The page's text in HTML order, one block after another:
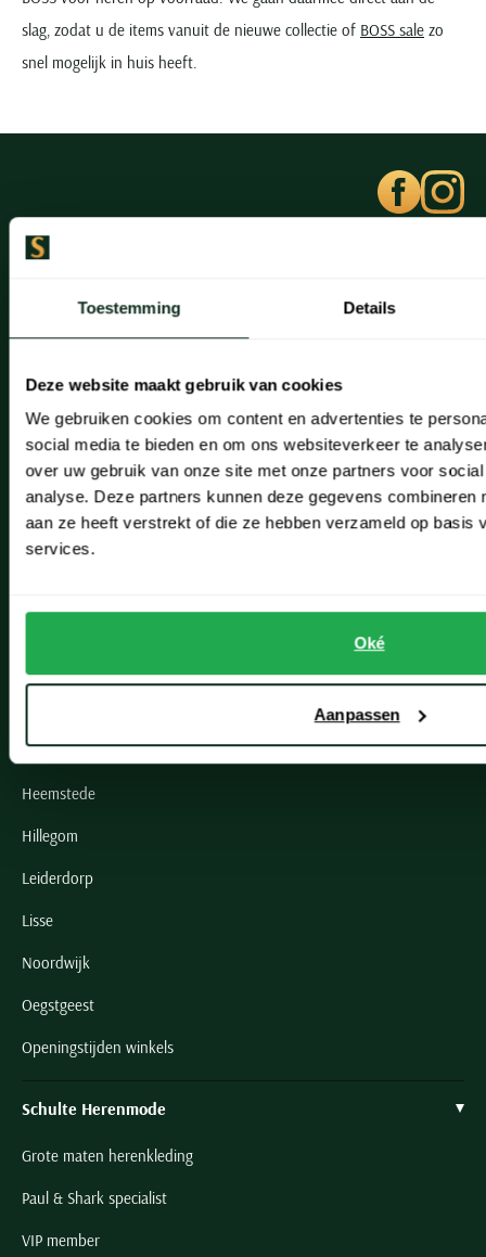
Toestemming Details
Deze website maakt gebruik van cookies
We gebruiken cookies om content en advertenties te
social media te bieden en om ons websiteverkeer te
over uw gebruik van onze site met onze partners voor
analyse. Deze partners kunnen deze gegevens combineren
aan ze heeft verstrekt of die ze hebben verzameld op basis
services.
Oké
Aanpassen
slag, zodat u de items vanuit de nieuwe collectie of BOSS sale zo
snel mogelijk in huis heeft.
Klantenservice
Klantenservice
Veelgestelde vragen
Bestellen
Betalen
Verzenden
Retourneren
Klachtenafhandeling
Onze winkels
Heemstede
Hillegom
Leiderdorp
Lisse
Noordwijk
Oegstgeest
Openingstijden winkels
Schulte Herenmode
Grote maten herenkleding
Paul & Shark specialist
VIP member